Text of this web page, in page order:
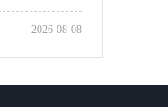
2026-08-08